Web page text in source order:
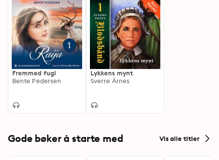
Fremmed fugl
Bente Pedersen
Lykkens mynt
Sverre Årnes
Gode bøker å starte med Vis alle titler